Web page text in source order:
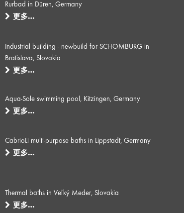
Rurbad in Düren, Germany
更多…
Industrial building - newbuild for SCHOMBURG in
Bratislava, Slovakia
更多…
Aqua-Sole swimming pool, Kitzingen, Germany
更多…
CabrioLi multi-purpose baths in Lippstadt, Germany
更多…
Thermal baths in Veľký Meder, Slovakia
更多…